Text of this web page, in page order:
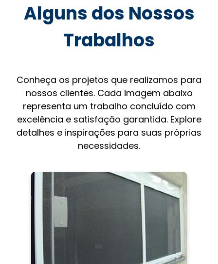
Alguns dos Nossos
Trabalhos
Conheça os projetos que realizamos para
nossos clientes. Cada imagem abaixo
representa um trabalho concluído com
excelência e satisfação garantida. Explore
detalhes e inspirações para suas próprias
necessidades.